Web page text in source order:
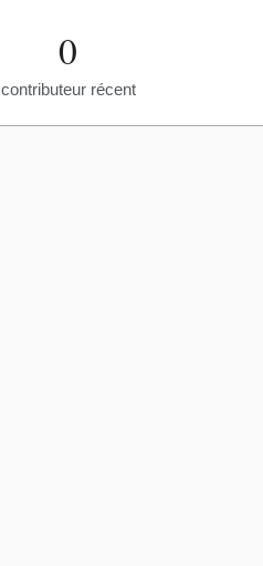
0
contributeur récent